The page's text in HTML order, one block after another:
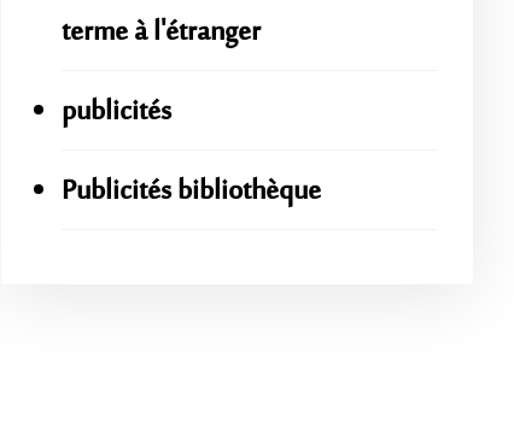
terme à l'étranger
publicités
Publicités bibliothèque